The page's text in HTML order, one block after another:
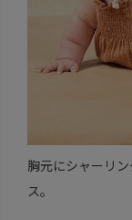
胸元にシャーリ
ス。